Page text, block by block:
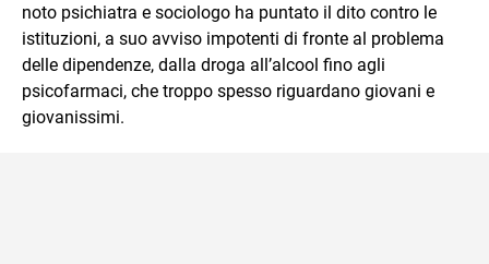
noto psichiatra e sociologo ha puntato il dito contro le
istituzioni, a suo avviso impotenti di fronte al problema
delle dipendenze, dalla droga all’alcool fino agli
psicofarmaci, che troppo spesso riguardano giovani e
giovanissimi.